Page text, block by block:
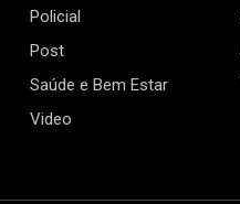
Policial
Post
Saúde e Bem Estar
Video